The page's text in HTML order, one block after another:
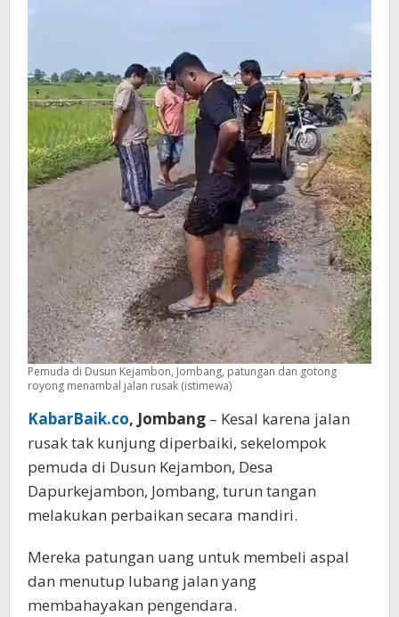
Pemuda di Dusun Kejambon, Jombang, patungan dan gotong
royong menambal jalan rusak (istimewa)
KabarBaik.co, Jombang – Kesal karena jalan
rusak tak kunjung diperbaiki, sekelompok
pemuda di Dusun Kejambon, Desa
Dapurkejambon, Jombang, turun tangan
melakukan perbaikan secara mandiri.
Mereka patungan uang untuk membeli aspal
dan menutup lubang jalan yang
membahayakan pengendara.